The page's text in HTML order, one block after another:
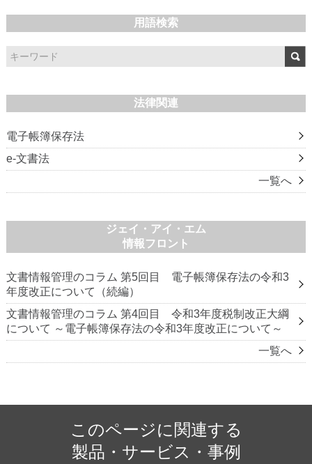
用語検索
法律関連
電子帳簿保存法
e-文書法
一覧へ
ジェイ・アイ・エム
情報フロント
文書情報管理のコラム 第5回目 電子帳簿保存法の令和3
年度改正について（続編）
文書情報管理のコラム 第4回目 令和3年度税制改正大綱
について ～電子帳簿保存法の令和3年度改正について～
一覧へ
このページに関連する
製品・サービス・事例